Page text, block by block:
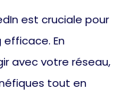
est cruciale pour
En
avec votre réseau,
tout en